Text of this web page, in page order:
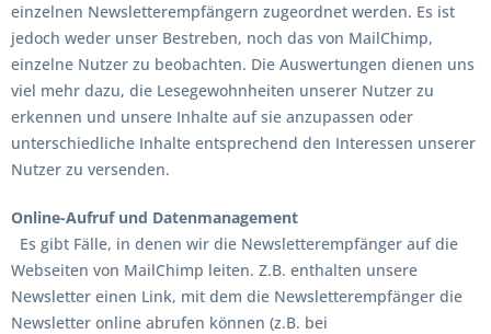
einzelnen Newsletterempfängern zugeordnet werden. Es ist
jedoch weder unser Bestreben, noch das von MailChimp,
einzelne Nutzer zu beobachten. Die Auswertungen dienen uns
viel mehr dazu, die Lesegewohnheiten unserer Nutzer zu
erkennen und unsere Inhalte auf sie anzupassen oder
unterschiedliche Inhalte entsprechend den Interessen unserer
Nutzer zu versenden.
Online-Aufruf und Datenmanagement
Es gibt Fälle, in denen wir die Newsletterempfänger auf die
Webseiten von MailChimp leiten. Z.B. enthalten unsere
Newsletter einen Link, mit dem die Newsletterempfänger die
Newsletter online abrufen können (z.B. bei